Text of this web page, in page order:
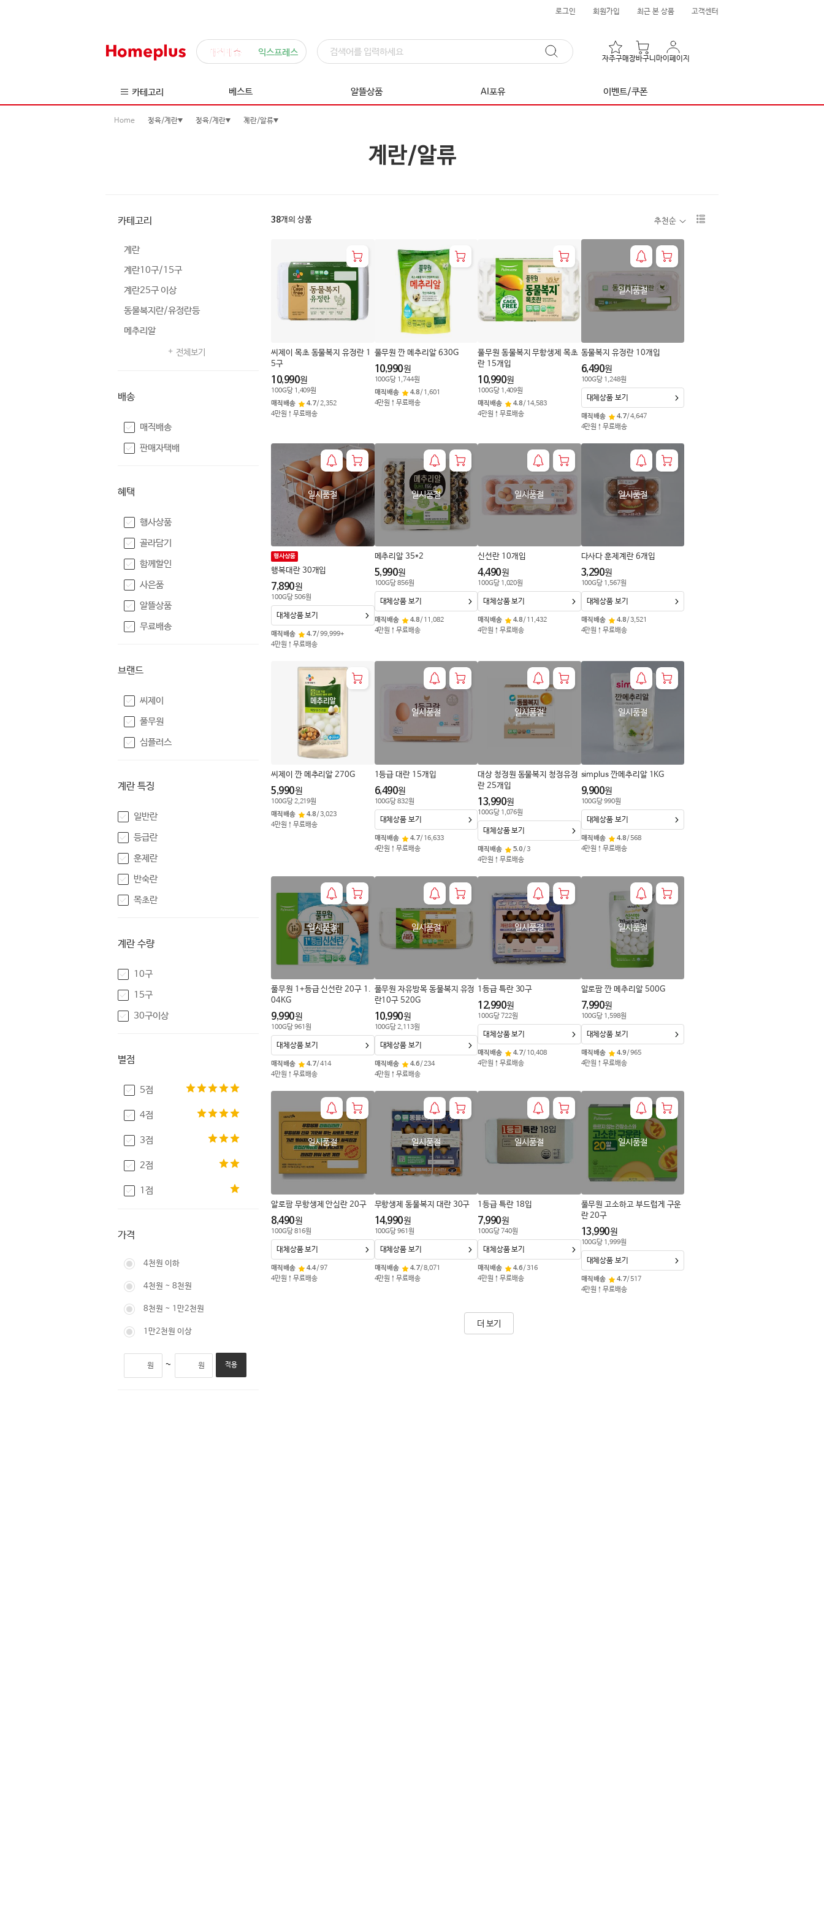
로그인 회원가입 최근 본 상품 고객센터
매직배송 익스프레스
자주구매장바구니 마이페이지
카테고리 베스트 알뜰상품 AI포유 이벤트/쿠폰
Home 정육/계란 정육/계란 계란/알류
계란/알류
카테고리
계란
계란10구/15구
계란25구 이상
동물복지란/유정란등
메추리알
전체보기
배송
매직배송
판매자택배
혜택
행사상품
골라담기
함께할인
사은품
알뜰상품
무료배송
브랜드
씨제이
풀무원
심플러스
계란 특징
일반란
등급란
훈제란
반숙란
목초란
계란 수량
10구
15구
30구이상
별점
5점
4점
3점
2점
1점
가격
4천원 이하
4천원 ~ 8천원
8천원 ~ 1만2천원
1만2천원 이상
원 ~ 원 적용
38개의 상품 추천순
씨제이 목초 동물복지 유정란 1
5구
10,990원
100G당 1,409원
매직배송
4.7/2,352
4만원↑무료배송
풀무원 깐 메추리알 630G
10,990원
100G당 1,744원
매직배송
4.8 / 1,601
4만원↑무료배송
풀무원 동물복지 무항생제 목초
란 15개입
10,990원
100G당 1,409원
매직배송
4.8/ 14,583
4만원↑무료배송
동물복지 유정란 10개입
일시품절
6,490원
100G당 1,248원
매직배송 4.7/4,647
4만원↑무료배송
대체상품 보기
행복대란 30개입
일시품절
행사상품
7,890원
100G당506원
매직배송 4.7/99,999+
4만원↑무료배송
대체상품 보기
메추리알 35*2
일시품절
5,990원
100G당856원
매직배송 4.8 / 11,082
4만원↑무료배송
대체상품 보기
신선란 10개입
일시품절
4,490원
100G당 1,020원
매직배송 4.8/ 11,432
4만원↑무료배송
대체상품 보기
다사다 훈제계란 6개입
일시품절
3,290원
100G당 1,567원
매직배송 4.8 /3,521
4만원↑무료배송
대체상품 보기
씨제이 깐 메추리알 270G
5,990원
100G당2,219원
매직배송
4.8/3,023
4만원↑무료배송
1등급 대란 15개입
일시품절
6,490원
100G당832원
매직배송 4.7/ 16,633
4만원↑무료배송
대체상품 보기
대상 청정원 동물복지 청정유정
란 25개입
일시품절
13,990원
100G당 1,076원
매직배송 5.0/3
4만원↑무료배송
대체상품 보기
simplus 깐메추리알 1KG
일시품절
9,900원
100G당990원
매직배송 4.8 /568
4만원↑무료배송
대체상품 보기
풀무원 1+등급 신선란 20구 1.
04KG
일시품절
9,990원
100G당961 원
매직배송 4.7/414
4만원↑무료배송
대체상품 보기
풀무원 자유방목 동물복지 유정
란10구 520G
일시품절
10,990원
100G당2,113원
매직배송 4.6 /234
4만원↑무료배송
대체상품 보기
1등급 특란 30구
일시품절
12,990원
100G당722원
매직배송 4.7/ 10,408
4만원↑무료배송
대체상품 보기
알로팜 깐 메추리알 500G
일시품절
7,990원
100G당 1,598원
매직배송 4.9 /965
4만원↑무료배송
대체상품 보기
알로팜 무항생제 안심란 20구
일시품절
8,490원
100G당816원
매직배송 4.4/97
4만원↑무료배송
대체상품 보기
무항생제 동물복지 대란 30구
일시품절
14,990원
100G당961 원
매직배송 4.7/8,071
4만원↑무료배송
대체상품 보기
1등급 특란 18입
일시품절
7,990원
100G당740원
매직배송 4.6/316
4만원↑무료배송
대체상품 보기
풀무원 고소하고 부드럽게 구운
란 20구
일시품절
13,990원
100G당 1,999원
매직배송 4.7/517
4만원↑무료배송
대체상품 보기
더 보기